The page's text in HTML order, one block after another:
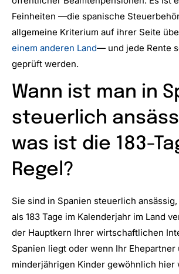
Feinheiten —die spanische
allgemeine Kriterium auf ihrer Seite
einem anderen Land— und jede Rente
geprüft werden.
Wann ist man in
steuerlich
was ist die 183-
Regel?
Sie sind in Spanien steuerlich
als 183 Tage im Kalenderjahr im Land
der Hauptkern Ihrer wirtschaftlichen
Spanien liegt oder wenn Ihr Ehepartner
minderjährigen Kinder gewöhnlich hier